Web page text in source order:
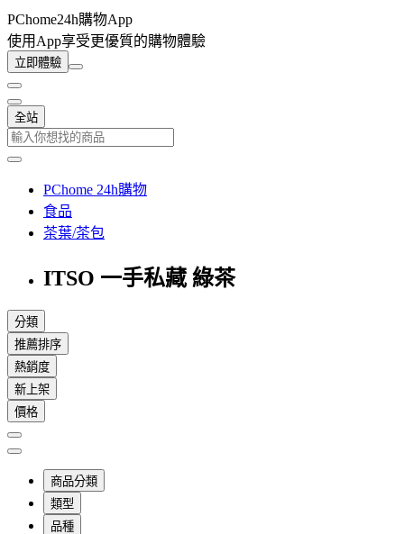
PChome24h購物App
使用App享受更優質的購物體驗
立即體驗
全站
PChome 24h購物
食品
茶葉/茶包
ITSO 一手私藏 綠茶
分類
推薦排序
熱銷度
新上架
價格
商品分類
類型
品種